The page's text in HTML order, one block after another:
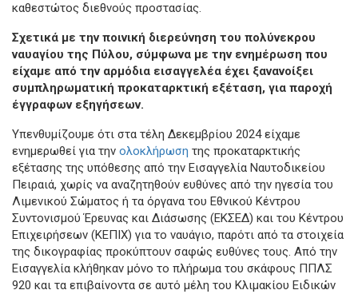
καθεστώτος διεθνούς προστασίας.
Σχετικά με την ποινική διερεύνηση του πολύνεκρου
ναυαγίου της Πύλου, σύμφωνα με την ενημέρωση που
είχαμε από την αρμόδια εισαγγελέα έχει ξανανοίξει
συμπληρωματική προκαταρκτική εξέταση, για παροχή
έγγραφων εξηγήσεων.
Υπενθυμίζουμε ότι στα τέλη Δεκεμβρίου 2024 είχαμε
ενημερωθεί για την ολοκλήρωση της προκαταρκτικής
εξέτασης της υπόθεσης από την Εισαγγελία Ναυτοδικείου
Πειραιά, χωρίς να αναζητηθούν ευθύνες από την ηγεσία του
Λιμενικού Σώματος ή τα όργανα του Εθνικού Κέντρου
Συντονισμού Έρευνας και Διάσωσης (ΕΚΣΕΔ) και του Κέντρου
Επιχειρήσεων (ΚΕΠΙΧ) για το ναυάγιο, παρότι από τα στοιχεία
της δικογραφίας προκύπτουν σαφώς ευθύνες τους. Από την
Εισαγγελία κλήθηκαν μόνο το πλήρωμα του σκάφους ΠΠΛΣ
920 και τα επιβαίνοντα σε αυτό μέλη του Κλιμακίου Ειδικών